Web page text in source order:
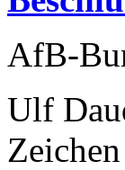
AfB-
Ulf